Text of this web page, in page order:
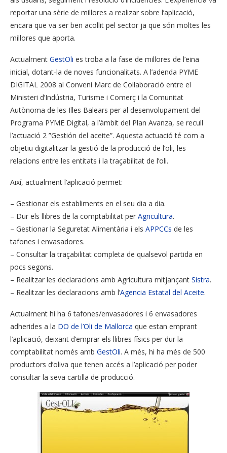
reportar una sèrie de millores a realizar sobre l’aplicació,
encara que va ser ben acollit pel sector ja que són moltes les
millores que aporta.
Actualment GestOli es troba a la fase de millores de l’eina
inicial, dotant-la de noves funcionalitats. A l’adenda PYME
DIGITAL 2008 al Conveni Marc de Col·laboració entre el
Ministeri d’Indústria, Turisme i Comerç i la Comunitat
Autònoma de les Illes Balears per al desenvolupament del
Programa PYME Digital, a l’àmbit del Plan Avanza, se recull
l’actuació 2 ”Gestión del aceite”. Aquesta actuació té com a
objetiu digitalitzar la gestió de la producció de l’oli, les
relacions entre les entitats i la traçabilitat de l’oli.
Així, actualment l’aplicació permet:
– Gestionar els establiments en el seu dia a dia.
– Dur els llibres de la comptabilitat per Agricultura.
– Gestionar la Seguretat Alimentària i els APPCCs de les
tafones i envasadores.
– Consultar la traçabilitat completa de qualsevol partida en
pocs segons.
– Realitzar les declaracions amb Agricultura mitjançant Sistra.
– Realitzar les declaracions amb l’Agencia Estatal del Aceite.
Actualment hi ha 6 tafones/envasadores i 6 envasadores
adherides a la DO de l’Oli de Mallorca que estan emprant
l’aplicació, deixant d’emprar els llibres físics per dur la
comptabilitat només amb GestOli. A més, hi ha més de 500
productors d’oliva que tenen accés a l’aplicació per poder
consultar la seva cartilla de producció.